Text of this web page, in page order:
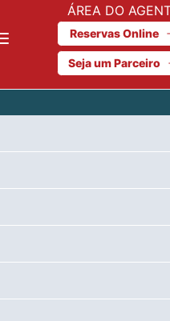
ÁREA DO
Reservas Online
Seja um Parceiro